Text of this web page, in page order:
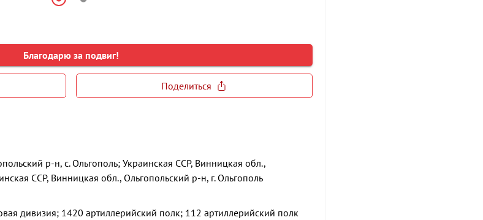
Благодарю за подвиг!
Поделиться
р-н, с. Ольгополь; Украинская ССР, Винницкая обл.,
ССР, Винницкая обл., Ольгопольский р-н, г. Ольгополь
дивизия; 1420 артиллерийский полк; 112 артиллерийский полк